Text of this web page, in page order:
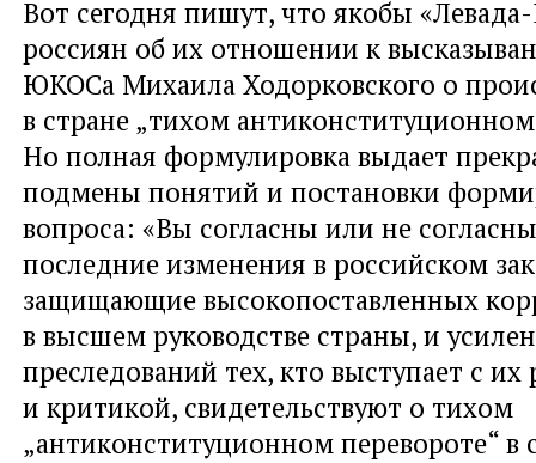
Вот сегодня пишут, что якобы
россиян об их отношении к
ЮКОСа Михаила Ходорковского о
в стране „тихом
Но полная формулировка выдает
подмены понятий и постановки
вопроса: «Вы согласны или не
последние изменения в российском
защищающие высокопоставленных
в высшем руководстве страны, и
преследований тех, кто выступает с
и критикой, свидетельствуют о тихом
„антиконституционном перевороте“ в